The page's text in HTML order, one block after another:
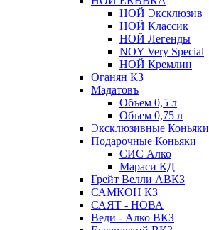
НОЙ Эксклюзив
НОЙ Классик
НОЙ Легенды
NOY Very Speсial
НОЙ Кремлин
Оганян КЗ
Мадатовъ
Объем 0,5 л
Объем 0,75 л
Эксклюзивные Коньяки
Подарочные Коньяки
СИС Алко
Мараси КД
Грейт Велли АВКЗ
САМКОН КЗ
САЯТ - НОВА
Веди - Алко ВКЗ